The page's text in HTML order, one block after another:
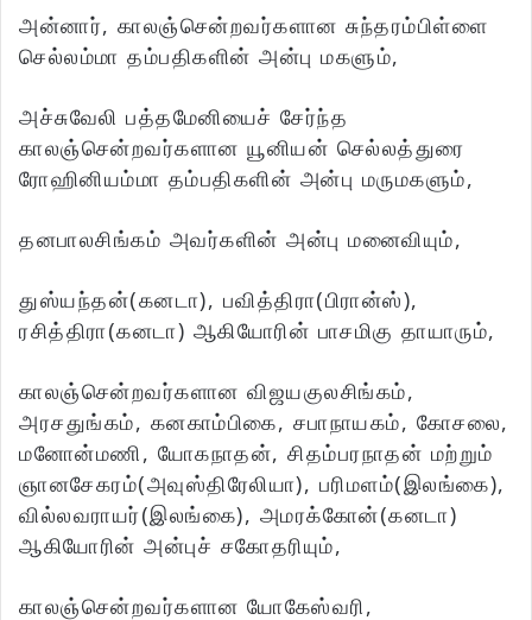
அன்னார், காலஞ்சென்றவர்களான சுந்தரம்பிள்ளை
செல்லம்மா தம்பதிகளின் அன்பு மகளும்,
அச்சுவேலி பத்தமேனியைச் சேர்ந்த
காலஞ்சென்றவர்களான யூனியன் செல்லத்துரை
ரோஹினியம்மா தம்பதிகளின் அன்பு மருமகளும்,
தனபாலசிங்கம் அவர்களின் அன்பு மனைவியும்,
துஸ்யந்தன்(கனடா), பவித்திரா(பிரான்ஸ்),
ரசித்திரா(கனடா) ஆகியோரின் பாசமிகு தாயாரும்,
காலஞ்சென்றவர்களான விஜயகுலசிங்கம்,
அரசதுங்கம், கனகாம்பிகை, சபாநாயகம், கோசலை,
மனோன்மணி, யோகநாதன், சிதம்பரநாதன் மற்றும்
ஞானசேகரம்(அவுஸ்திரேலியா), பரிமளம்(இலங்கை),
வில்லவராயர்(இலங்கை), அமரக்கோன்(கனடா)
ஆகியோரின் அன்புச் சகோதரியும்,
காலஞ்சென்றவர்களான யோகேஸ்வரி,